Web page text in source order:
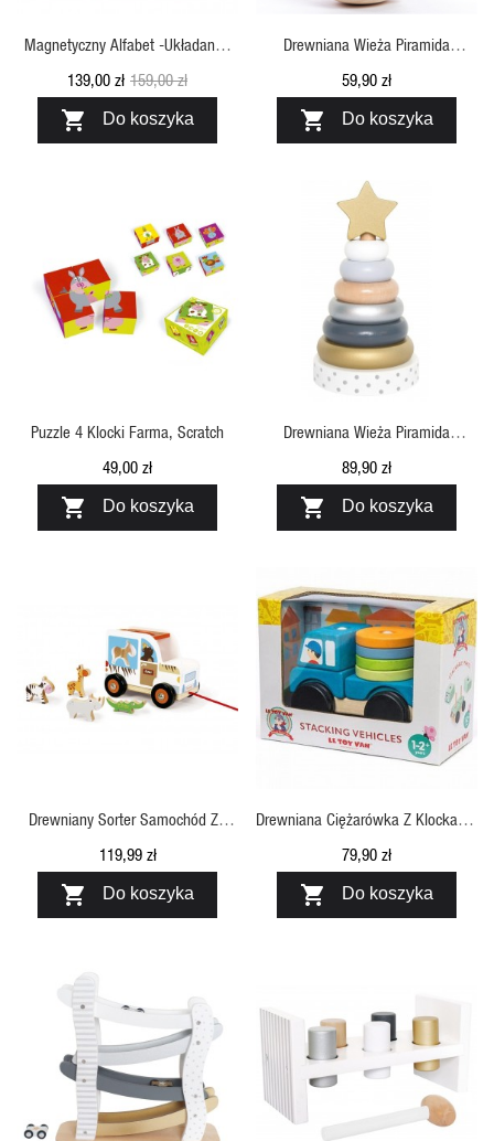
Magnetyczny Alfabet -układanka
Jabadabado
159,00 zł
139,00 zł
 Do koszyka
Drewniana Wieża Piramida
Układanka Królik, Bigjigs
59,90 zł
 Do koszyka
SZYBKI PODGLĄD
Puzzle 4 Klocki Farma, Scratch
49,00 zł
 Do koszyka
SZYBKI PODGLĄD
Drewniana Wieża Piramida
Srebrna, Jabadabado
89,90 zł
 Do koszyka
SZYBKI PODGLĄD
Drewniany Sorter Samochód Ze
Zwierzakami Safari Do Ciągnięcia,
Scratch
119,99 zł
 Do koszyka
SZYBKI PODGLĄD
Drewniana Ciężarówka Z Klockami,
Le Toy Van
79,90 zł
 Do koszyka
SZYBKI PODGLĄD SZYBKI PODGLĄD